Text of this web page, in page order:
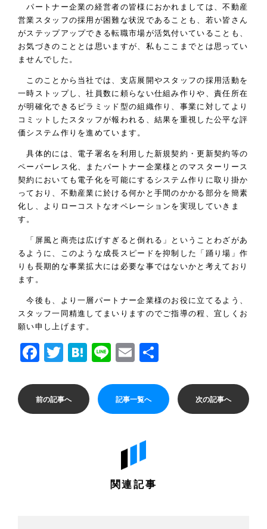
パートナー企業の経営者の皆様におかれましては、不動産
営業スタッフの採用が困難な状況であることも、若い皆さん
がステップアップできる転職市場が活気付いていることも、
お気づきのこととは思いますが、私もここまでとは思ってい
ませんでした。
このことから当社では、支店展開やスタッフの採用活動を
一時ストップし、社員数に頼らない仕組み作りや、責任所在
が明確化できるピラミッド型の組織作り、事業に対してより
コミットしたスタッフが報われる、結果を重視した公平な評
価システム作りを進めています。
具体的には、電子署名を利用した新規契約・更新契約等の
ペーパーレス化、またパートナー企業様とのマスターリース
契約においても電子化を可能にするシステム作りに取り掛か
っており、不動産業に於ける何かと手間のかかる部分を簡素
化し、よりローコストなオペレーションを実現していきま
す。
「屏風と商売は広げすぎると倒れる」ということわざがあ
るように、このような成長スピードを抑制した「踊り場」作
りも長期的な事業拡大には必要な事ではないかと考えており
ます。
今後も、より一層パートナー企業様のお役に立てるよう、
スタッフ一同精進してまいりますのでご指導の程、宜しくお
願い申し上げます。
Facebook
Twitter
Hatena
LineEmail
前の記事へ 記事一覧へ 次の記事へ
関連記事